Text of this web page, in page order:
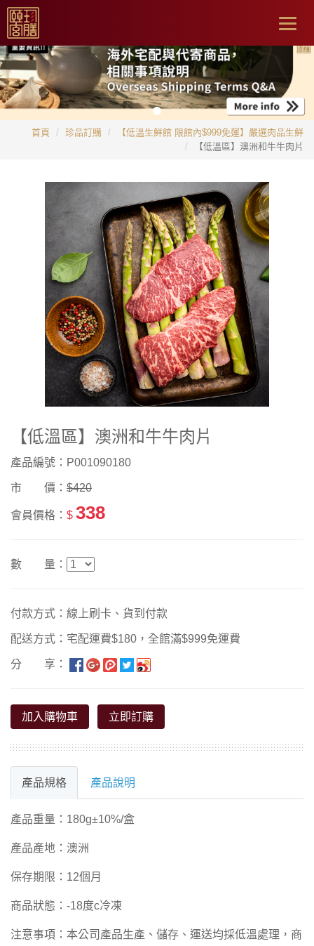
首頁 珍品訂購
【低溫生鮮館 限館內$999免運】嚴選肉品生鮮
【低溫區】澳洲和牛牛肉片
【低溫區】澳洲和牛牛肉片
產品編號：P001090180
市 價： $420
會員價格： $ 338
數 量：
付款方式：線上刷卡、貨到付款
配送方式：宅配運費$180，全館滿$999免運費
分 享：
加入購物車 立即訂購
產品規格 產品說明